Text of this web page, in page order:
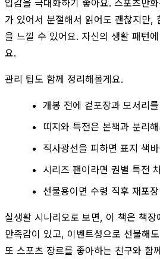
입감을 극대화하기 좋아요. 스포츠만
가 있어서 분절해서 읽어도 괜찮지만,
을 느낄 수 있어요. 자신의 생활 패턴
요.
관리 팁도 함께 정리해볼게요.
개봉 전에 겉포장과 모서리
띠지와 특전은 본책과 분리
직사광선을 피하면 표지 색
시리즈 팬이라면 권별 특전
선물용이면 수령 직후 재포
실생활 시나리오로 보면, 이 책은 책장
만족감이 있고, 이벤트성으로 선물해
또 스포츠 장르를 좋아하는 친구와 함